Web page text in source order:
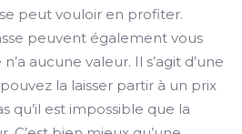
peut vouloir en profiter.
peuvent également vous
aucune valeur. Il s’agit d’une
la laisser partir à un prix
qu’il est impossible que la